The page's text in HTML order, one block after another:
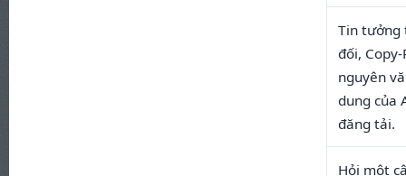
Tin tưởng
đối,
nguyên
dung của
đăng tải.
Hỏi một